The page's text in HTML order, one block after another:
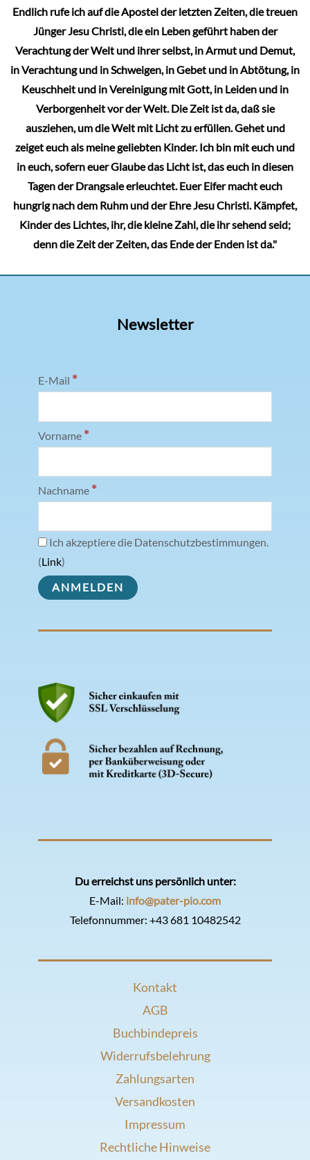
Endlich rufe ich auf die Apostel der letzten Zeiten, die treuen
Jünger Jesu Christi, die ein Leben geführt haben der
Verachtung der Welt und ihrer selbst, in Armut und Demut,
in Verachtung und in Schweigen, in Gebet und in Abtötung, in
Keuschheit und in Vereinigung mit Gott, in Leiden und in
Verborgenheit vor der Welt. Die Zeit ist da, daß sie
ausziehen, um die Welt mit Licht zu erfüllen. Gehet und
zeiget euch als meine geliebten Kinder. Ich bin mit euch und
in euch, sofern euer Glaube das Licht ist, das euch in diesen
Tagen der Drangsale erleuchtet. Euer Eifer macht euch
hungrig nach dem Ruhm und der Ehre Jesu Christi. Kämpfet,
Kinder des Lichtes, ihr, die kleine Zahl, die ihr sehend seid;
denn die Zeit der Zeiten, das Ende der Enden ist da."
Newsletter
E-Mail *
Vorname *
Nachname *
Ich akzeptiere die Datenschutzbestimmungen.
(Link)
Du erreichst uns persönlich unter:
E-Mail: info@pater-pio.com
Telefonnummer: +43 681 10482542
Kontakt
AGB
Buchbindepreis
Widerrufsbelehrung
Zahlungsarten
Versandkosten
Impressum
Rechtliche Hinweise